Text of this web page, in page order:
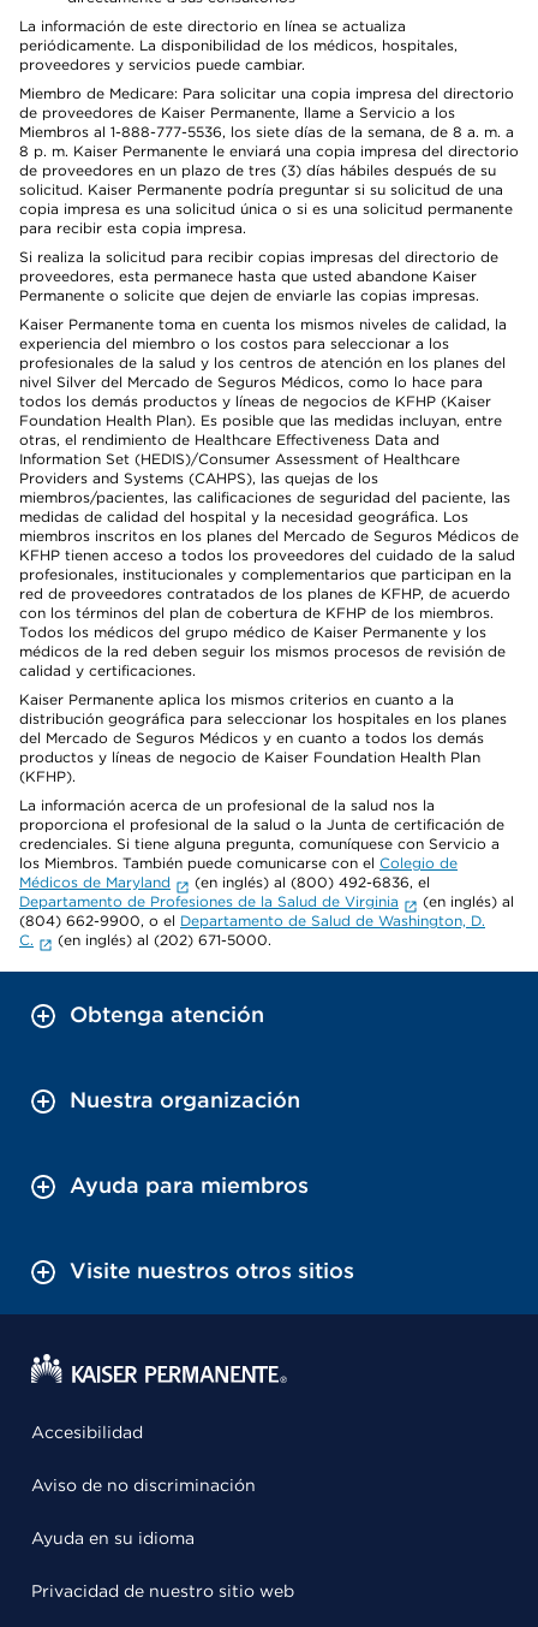
La información de este directorio en línea se actualiza
periódicamente. La disponibilidad de los médicos, hospitales,
proveedores y servicios puede cambiar.
Miembro de Medicare: Para solicitar una copia impresa del directorio
de proveedores de Kaiser Permanente, llame a Servicio a los
Miembros al 1-888-777-5536, los siete días de la semana, de 8 a. m. a
8 p. m. Kaiser Permanente le enviará una copia impresa del directorio
de proveedores en un plazo de tres (3) días hábiles después de su
solicitud. Kaiser Permanente podría preguntar si su solicitud de una
copia impresa es una solicitud única o si es una solicitud permanente
para recibir esta copia impresa.
Si realiza la solicitud para recibir copias impresas del directorio de
proveedores, esta permanece hasta que usted abandone Kaiser
Permanente o solicite que dejen de enviarle las copias impresas.
Kaiser Permanente toma en cuenta los mismos niveles de calidad, la
experiencia del miembro o los costos para seleccionar a los
profesionales de la salud y los centros de atención en los planes del
nivel Silver del Mercado de Seguros Médicos, como lo hace para
todos los demás productos y líneas de negocios de KFHP (Kaiser
Foundation Health Plan). Es posible que las medidas incluyan, entre
otras, el rendimiento de Healthcare Effectiveness Data and
Information Set (HEDIS)/Consumer Assessment of Healthcare
Providers and Systems (CAHPS), las quejas de los
miembros/pacientes, las calificaciones de seguridad del paciente, las
medidas de calidad del hospital y la necesidad geográfica. Los
miembros inscritos en los planes del Mercado de Seguros Médicos de
KFHP tienen acceso a todos los proveedores del cuidado de la salud
profesionales, institucionales y complementarios que participan en la
red de proveedores contratados de los planes de KFHP, de acuerdo
con los términos del plan de cobertura de KFHP de los miembros.
Todos los médicos del grupo médico de Kaiser Permanente y los
médicos de la red deben seguir los mismos procesos de revisión de
calidad y certificaciones.
Kaiser Permanente aplica los mismos criterios en cuanto a la
distribución geográfica para seleccionar los hospitales en los planes
del Mercado de Seguros Médicos y en cuanto a todos los demás
productos y líneas de negocio de Kaiser Foundation Health Plan
(KFHP).
La información acerca de un profesional de la salud nos la
proporciona el profesional de la salud o la Junta de certificación de
credenciales. Si tiene alguna pregunta, comuníquese con Servicio a
los Miembros. También puede comunicarse con el Colegio de
Médicos de Maryland
(en inglés) al (800) 492-6836, el
Departamento de Profesiones de la Salud de Virginia
(en inglés) al
(804) 662-9900, o el Departamento de Salud de Washington, D.
C.
(en inglés) al (202) 671-5000.
Obtenga atención
Nuestra organización
Ayuda para miembros
Visite nuestros otros sitios
Accesibilidad
Aviso de no discriminación
Ayuda en su idioma
Privacidad de nuestro sitio web